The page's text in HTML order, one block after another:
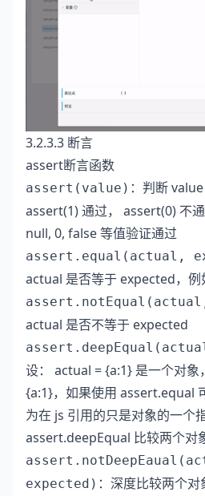
3.2.3.3 断言
assert断言函数
assert(value) ：判断
assert(1) 通过， assert(0) 不
null, 0, false 等值验证通过
assert.equal(actual,
actual 是否等于 expected，例
actual 是否不等于 expected
设： actual = {a:1} 是一个对
{a:1}，如果使用 assert.equal
为在 js 引用的只是对象的一个
assert.deepEqual 比较两个对
expected) ：深度比较两个